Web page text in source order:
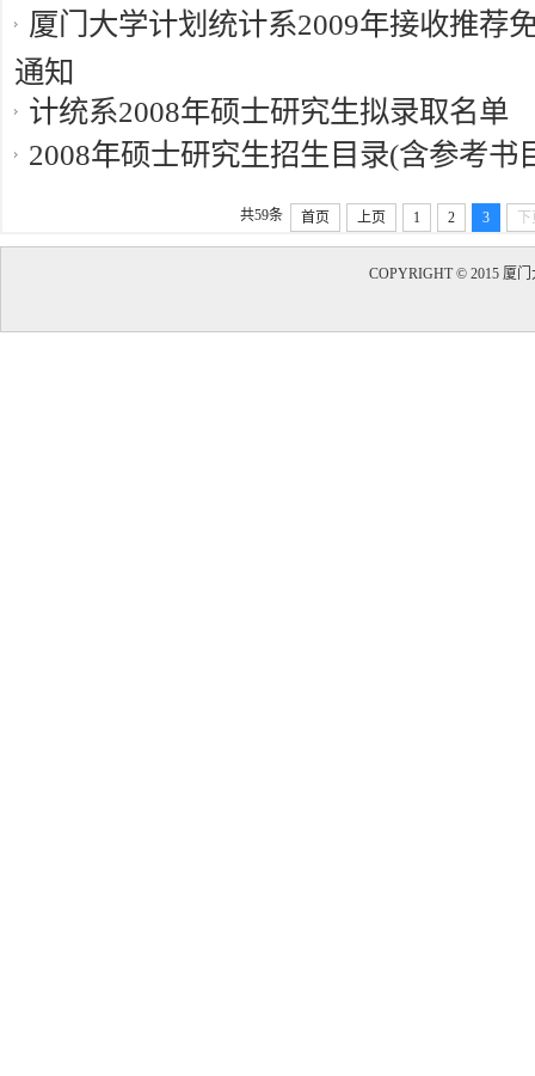
厦门大学计划统计系2009年接收推荐
通知
计统系2008年硕士研究生拟录取名单
2008年硕士研究生招生目录(含参考书
共59条 首页 上页 1 2 3
COPYRIGHT © 2015 厦